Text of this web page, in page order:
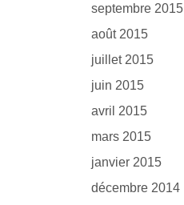
septembre 2015
août 2015
juillet 2015
juin 2015
avril 2015
mars 2015
janvier 2015
décembre 2014